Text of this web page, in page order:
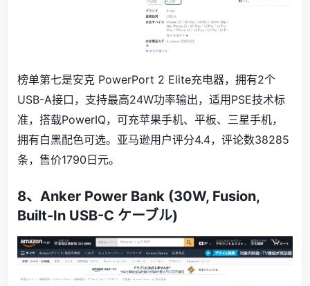
榜单第七是安克 PowerPort 2 Elite充电器，拥有2个
USB-A接口，支持最高24W功率输出， 适用PSE技术标
准，搭载PowerIQ， 可充苹果手机、平板、三星手机，
拥有白黑配色可选。 亚马逊用户评分4.4，评论数38285
条，售价1790日元。
8、 Anker Power Bank (30W, Fusion,
Built-In USB-C ケーブル)